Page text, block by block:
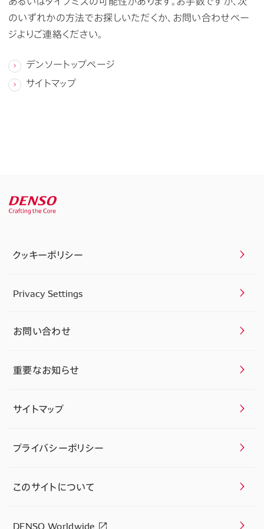
のいずれかの方法でお探しいただくか、お問い合わせペー
ジよりご連絡ください。
デンソートップページ
サイトマップ
クッキーポリシー
Privacy Settings
お問い合わせ
重要なお知らせ
サイトマップ
プライバシーポリシー
このサイトについて
DENSO Worldwide